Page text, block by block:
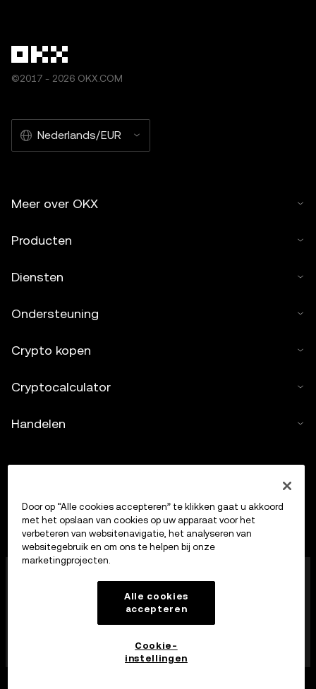
©2017 - 2026 OKX.COM
Nederlands/EUR
Meer over OKX
Producten
Diensten
Ondersteuning
Crypto kopen
Cryptocalculator
Handelen
opereert, is nu een handelsplatform voor crypto-
bezittingen dat door de MFSA is geautoriseerd als
aanbieder van diensten op het gebied van crypto-
bezittingen op grond van artikel 28 van de Markets in
Crypto-Assets Act (hoofdstuk 647 van de Maltese
Door op “Alle cookies accepteren” te klikken gaat u akkoord
met het opslaan van cookies op uw apparaat voor het
verbeteren van websitenavigatie, het analyseren van
websitegebruik en om ons te helpen bij onze
marketingprojecten.
Alle cookies
accepteren
Cookie-
instellingen